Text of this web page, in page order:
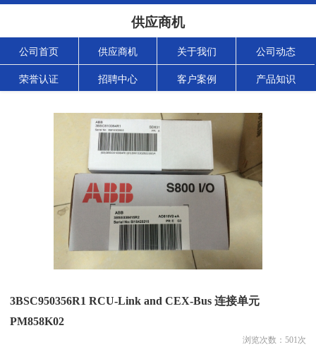
供应商机
公司首页 供应商机 关于我们 公司动态
荣誉认证 招聘中心 客户案例 产品知识
3BSC950356R1 RCU-Link and CEX-Bus 连接单元
PM858K02
浏览次数： 501次